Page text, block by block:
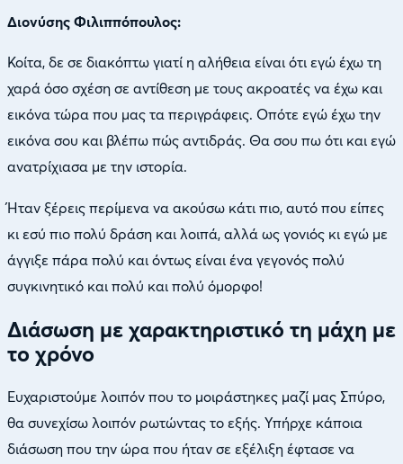
Διονύσης Φιλιππόπουλος:
Κοίτα, δε σε διακόπτω γιατί η αλήθεια είναι ότι εγώ έχω τη
χαρά όσο σχέση σε αντίθεση με τους ακροατές να έχω και
εικόνα τώρα που μας τα περιγράφεις. Οπότε εγώ έχω την
εικόνα σου και βλέπω πώς αντιδράς. Θα σου πω ότι και εγώ
ανατρίχιασα με την ιστορία.
Ήταν ξέρεις περίμενα να ακούσω κάτι πιο, αυτό που είπες
κι εσύ πιο πολύ δράση και λοιπά, αλλά ως γονιός κι εγώ με
άγγιξε πάρα πολύ και όντως είναι ένα γεγονός πολύ
συγκινητικό και πολύ και πολύ όμορφο!
Διάσωση με χαρακτηριστικό τη μάχη με
το χρόνο
Ευχαριστούμε λοιπόν που το μοιράστηκες μαζί μας Σπύρο,
θα συνεχίσω λοιπόν ρωτώντας το εξής. Υπήρχε κάποια
διάσωση που την ώρα που ήταν σε εξέλιξη έφτασε να